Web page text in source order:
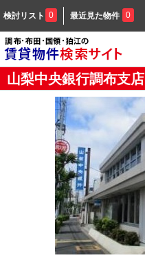
検討リスト 0 最近見た物件 0
山梨中央銀行調布支店